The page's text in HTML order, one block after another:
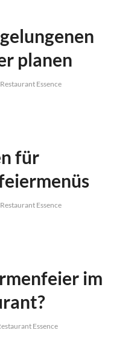
planen
Restaurant Essence
für
Restaurant Essence
im
Essence